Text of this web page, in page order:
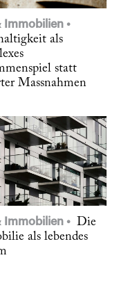
Immobilien
als
statt
Massnahmen
Immobilien
Die
als lebendes